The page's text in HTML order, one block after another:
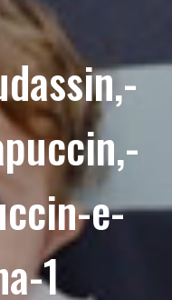
e-
1